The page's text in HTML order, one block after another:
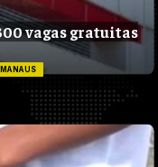
vagas gratuitas
MANAUS